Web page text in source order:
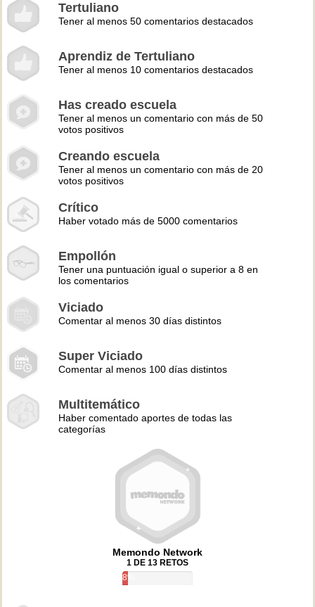
Tertuliano
Tener al menos 50 comentarios destacados
Aprendiz de Tertuliano
Tener al menos 10 comentarios destacados
Has creado escuela
Tener al menos un comentario con más de 50
votos positivos
Creando escuela
Tener al menos un comentario con más de 20
votos positivos
Crítico
Haber votado más de 5000 comentarios
Empollón
Tener una puntuación igual o superior a 8 en
los comentarios
Viciado
Comentar al menos 30 días distintos
Super Viciado
Comentar al menos 100 días distintos
Multitemático
Haber comentado aportes de todas las
categorías
Memondo Network
1 DE 13 RETOS
8%